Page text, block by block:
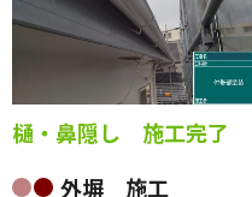
樋・鼻隠し 施工完了
外塀 施工